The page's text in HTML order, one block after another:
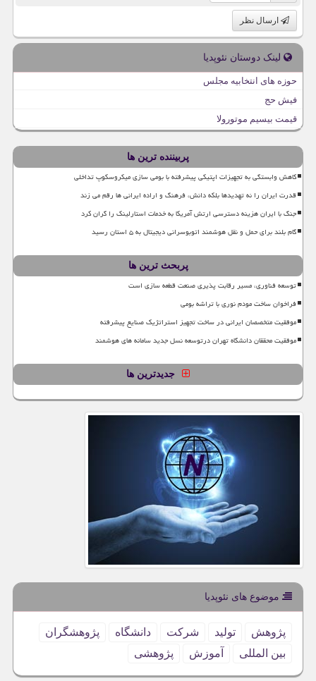
ارسال نظر
لینک دوستان نئوپدیا
حوزه های انتخابیه مجلس
فیش حج
قیمت بیسیم موتورولا
پربیننده ترین ها
کاهش وابستگی به تجهیزات اپتیکی پیشرفته با بومی سازی میکروسکوپ تداخلی
قدرت ایران را نه تهدیدها بلکه دانش، فرهنگ و اراده ایرانی ها رقم می زند
جنگ با ایران هزینه دسترسی ارتش آمریکا به خدمات استارلینک را گران کرد
گام بلند برای حمل و نقل هوشمند اتوبوسرانی دیجیتال به ۵ استان رسید
پربحث ترین ها
توسعه فناوری، مسیر رقابت پذیری صنعت قطعه سازی است
فراخوان ساخت مودم نوری با تراشه بومی
موفقیت متخصصان ایرانی در ساخت تجهیز استراتژیک صنایع پیشرفته
موفقیت محققان دانشگاه تهران درتوسعه نسل جدید سامانه های هوشمند
جدیدترین ها
موضوع های نئوپدیا
پژوهش تولید شركت دانشگاه
پژوهشگران
بین المللی
آموزش پژوهشی